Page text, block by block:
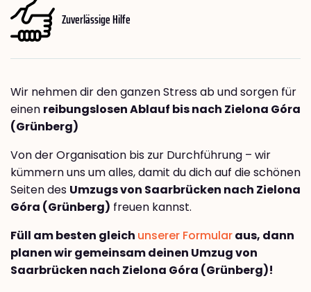
Zuverlässige Hilfe
Wir nehmen dir den ganzen Stress ab und sorgen für
einen reibungslosen Ablauf bis nach Zielona Góra
(Grünberg)
Von der Organisation bis zur Durchführung – wir
kümmern uns um alles, damit du dich auf die schönen
Seiten des Umzugs von Saarbrücken nach Zielona
Góra (Grünberg) freuen kannst.
Füll am besten gleich unserer Formularaus, dann
planen wir gemeinsam deinen Umzug von
Saarbrücken nach Zielona Góra (Grünberg)!